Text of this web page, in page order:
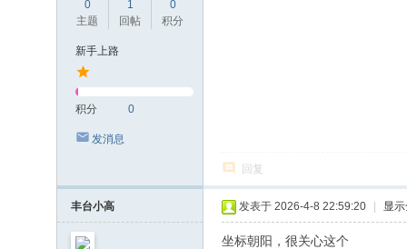
0
主题
1
回帖
0
积分
新手上路
积分 0
发消息
回复
丰台小高 发表于 2026-4-8 22:59:20 显
坐标朝阳，很关心这个